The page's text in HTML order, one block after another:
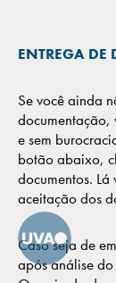
ENTREGA DE
Se você ainda
documentação,
e sem
botão abaixo,
documentos.
aceitação dos
Caso seja de
após análise